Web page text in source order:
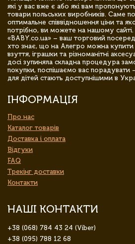
які у вас вже є або які вам
товари польських виробників. Саме
оптимальне співвідношення ціни та
потрібно, ви можете на нашому сайті.
«BABY.co.ua» – ваш торговий
хто знає, що на Алегро можна
взуття, іграшки та різноманітні
досі зупиняла складна процедура
покупки, поспішаємо вас порадувати
для дітей стають доступнішими в
ІНФОРМАЦІЯ
Про нас
Каталог товарів
Доставка і оплата
Відгуки
FAQ
Трекінг доставки
Контакти
НАШІ КОНТАКТИ
+38 (068) 784 43 24 (Viber)
+38 (095) 788 12 68